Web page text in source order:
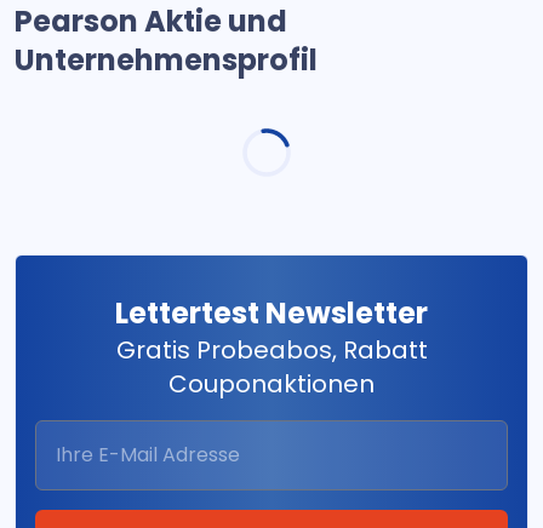
Pearson Aktie und
Unternehmensprofil
Lettertest Newsletter
Gratis Probeabos, Rabatt
Couponaktionen